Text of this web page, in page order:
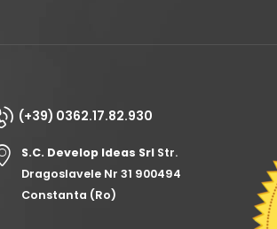
(+39) 0362.17.82.930
S.C. Develop Ideas Srl Str.
Dragoslavele Nr 31 900494
Constanta (Ro)